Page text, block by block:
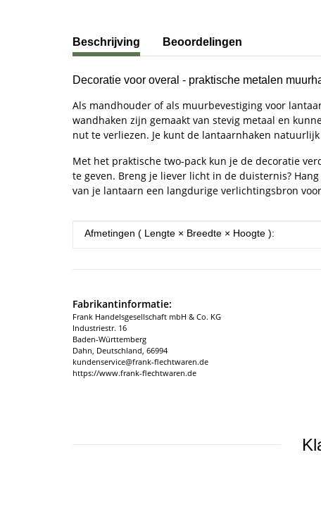
#productDetails.showMoreTabs#
Beschrijving Beoordelingen
Decoratie voor overal - praktische metalen
Als mandhouder of als muurbevestiging voor
wandhaken zijn gemaakt van stevig metaal en
nut te verliezen. Je kunt de lantaarnhaken
Met het praktische two-pack kun je de decoratie
te geven. Breng je liever licht in de duisternis?
van je lantaarn een langdurige verlichtingsbron
#productDetails.itemInformation#
#productDetails.itemValue#
Afmetingen ( Lengte × Breedte × Hoogte ):
Fabrikantinformatie:
Frank Handelsgesellschaft mbH & Co. KG
Industriestr. 16
Baden-Württemberg
Dahn, Deutschland, 66994
kundenservice@frank-flechtwaren.de
https://www.frank-flechtwaren.de